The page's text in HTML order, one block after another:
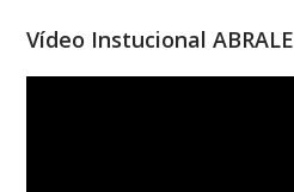
Vídeo Instucional ABRALE